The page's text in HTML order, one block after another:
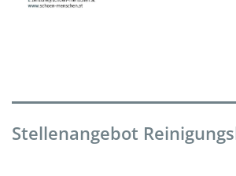
Stellenangebot